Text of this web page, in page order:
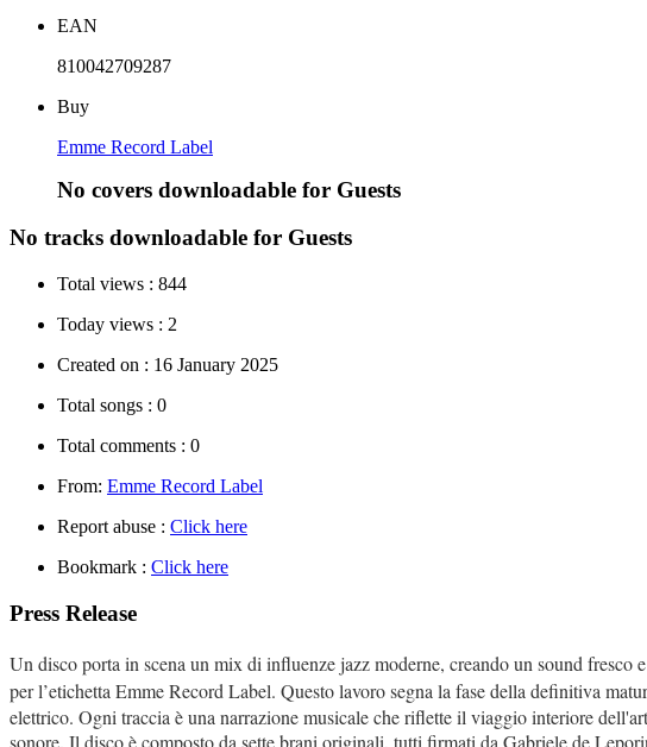
EAN
810042709287
Buy
Emme Record Label
No covers downloadable for Guests
No tracks downloadable for Guests
Total views : 844
Today views : 2
Created on : 16 January 2025
Total songs : 0
Total comments : 0
From: Emme Record Label
Report abuse : Click here
Bookmark : Click here
Press Release
Un disco porta in scena un mix di influenze jazz moderne, creando un sound fresco
per l’etichetta Emme Record Label. Questo lavoro segna la fase della definitiva
elettrico. Ogni traccia è una narrazione musicale che riflette il viaggio interiore
sonore. Il disco è composto da sette brani originali, tutti firmati da Gabriele de